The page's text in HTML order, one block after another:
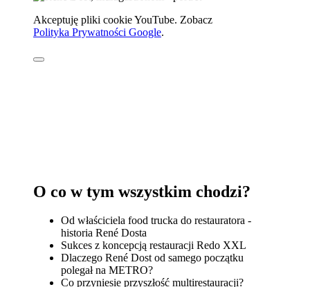
Akceptuję pliki cookie YouTube. Zobacz
Polityka Prywatności Google.
O co w tym wszystkim chodzi?
Od właściciela food trucka do restauratora -
historia René Dosta
Sukces z koncepcją restauracji Redo XXL
Dlaczego René Dost od samego początku
polegał na METRO?
Co przyniesie przyszłość multirestauracji?